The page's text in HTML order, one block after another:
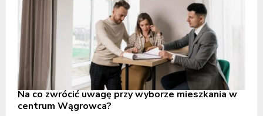
Na co zwrócić uwagę przy wyborze mieszkania w
centrum Wągrowca?